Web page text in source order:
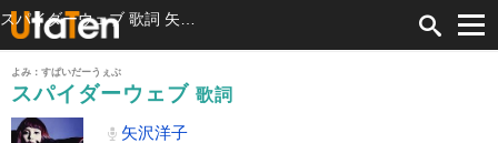
よみ：すぱいだーうぇぶ
スパイダーウェブ 歌詞
矢沢洋子